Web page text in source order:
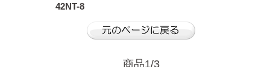
42NT-8
商品1/3